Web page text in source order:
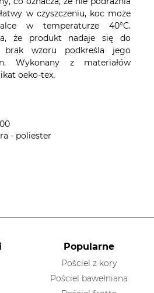
w czyszczeniu, koc może
w temperaturze 40°C.
że produkt nadaje się do
brak wzoru podkreśla jego
Wykonany z materiałów
oeko-tex.
- poliester
Popularne
Pościel z kory
Pościel bawełniana